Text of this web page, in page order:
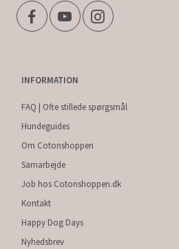
INFORMATION
FAQ | Ofte stillede spørgsmål
Hundeguides
Om Cotonshoppen
Samarbejde
Job hos Cotonshoppen.dk
Kontakt
Happy Dog Days
Nyhedsbrev